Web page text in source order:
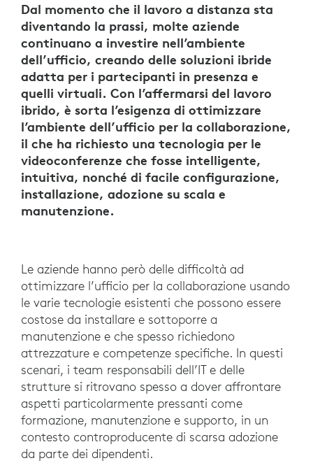
Dal momento che il lavoro a distanza sta
diventando la prassi, molte aziende
continuano a investire nell’ambiente
dell’ufficio, creando delle soluzioni ibride
adatta per i partecipanti in presenza e
quelli virtuali. Con l’affermarsi del lavoro
ibrido, è sorta l’esigenza di ottimizzare
l’ambiente dell’ufficio per la collaborazione,
il che ha richiesto una tecnologia per le
videoconferenze che fosse intelligente,
intuitiva, nonché di facile configurazione,
installazione, adozione su scala e
manutenzione.
Le aziende hanno però delle difficoltà ad
ottimizzare l’ufficio per la collaborazione usando
le varie tecnologie esistenti che possono essere
costose da installare e sottoporre a
manutenzione e che spesso richiedono
attrezzature e competenze specifiche. In questi
scenari, i team responsabili dell’IT e delle
strutture si ritrovano spesso a dover affrontare
aspetti particolarmente pressanti come
formazione, manutenzione e supporto, in un
contesto controproducente di scarsa adozione
da parte dei dipendenti.